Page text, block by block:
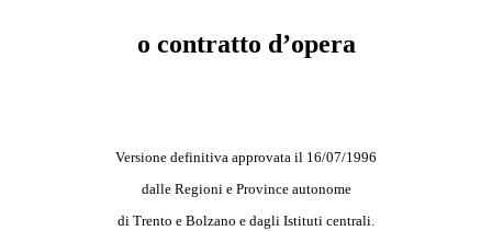
o contratto d’opera
Versione definitiva approvata il 16/07/1996
dalle Regioni e Province autonome
di Trento e Bolzano e dagli Istituti centrali.